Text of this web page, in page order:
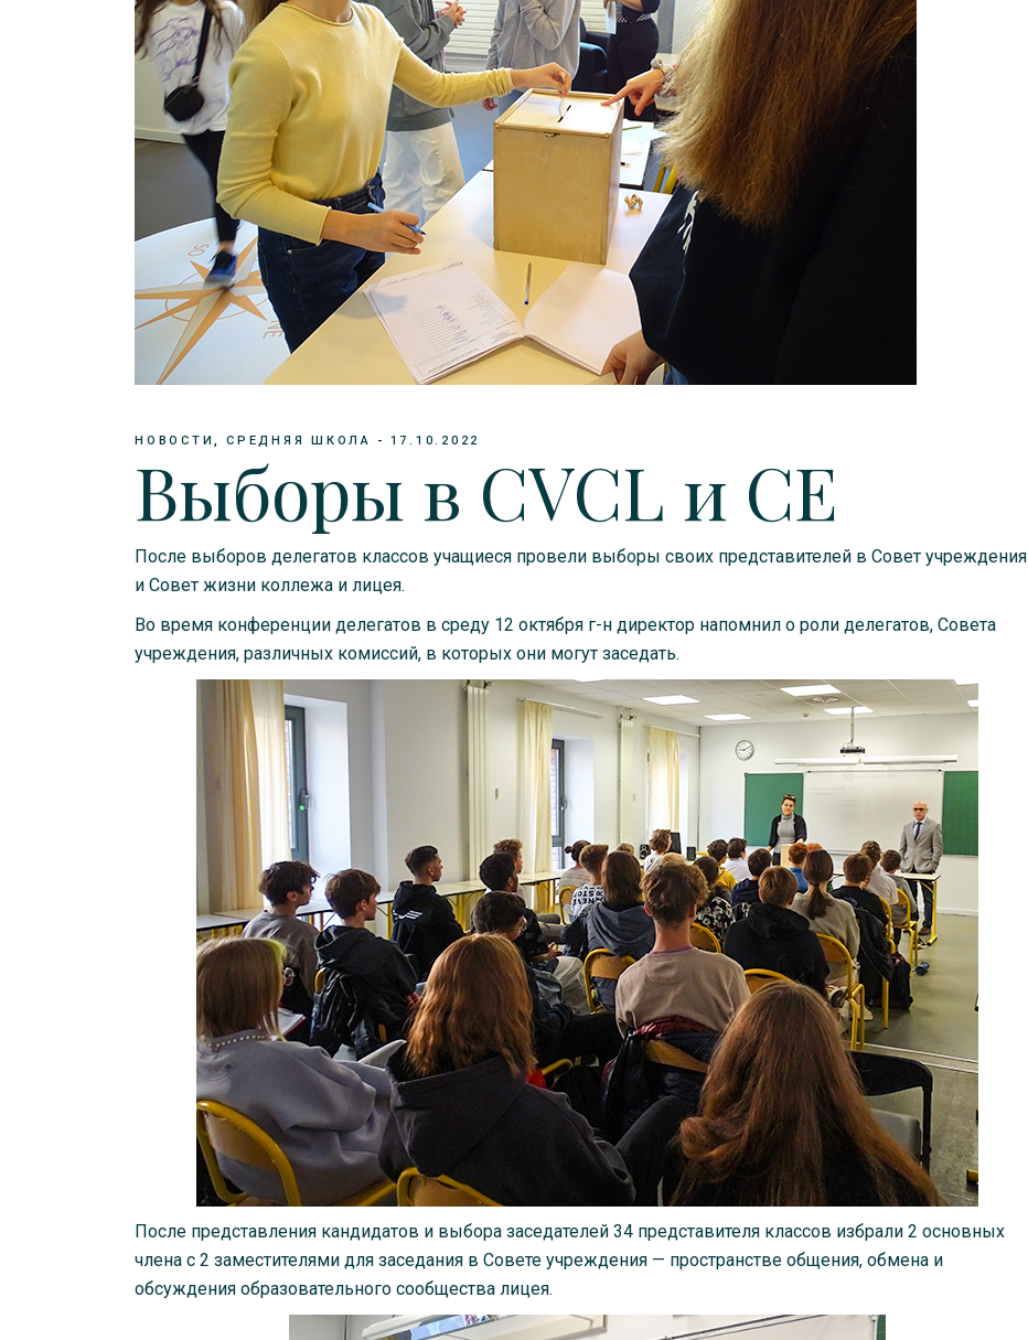
НОВОСТИ СРЕДНЯЯ ШКОЛА 17.10.2022
Выборы в CVCL и CE
После выборов делегатов классов учащиеся провели выборы своих представителей в Совет учреждения
и Совет жизни коллежа и лицея.
Во время конференции делегатов в среду 12 октября г-н директор напомнил о роли делегатов, Совета
учреждения, различных комиссий, в которых они могут заседать.
После представления кандидатов и выбора заседателей 34 представителя классов избрали 2 основных
члена с 2 заместителями для заседания в Совете учреждения — пространстве общения, обмена и
обсуждения образовательного сообщества лицея.